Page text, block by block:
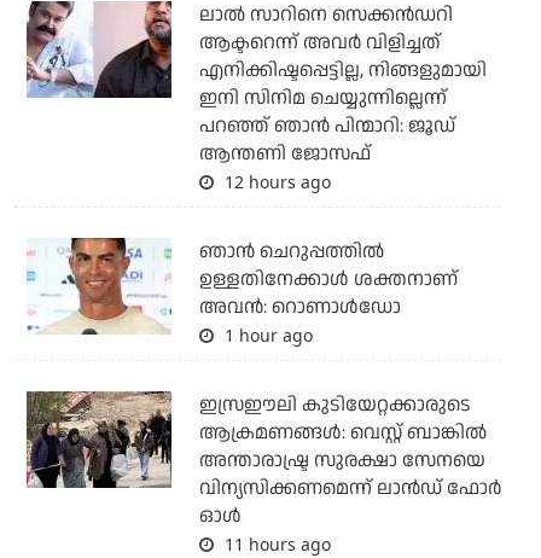
ലാല്‍ സാറിനെ സെക്കന്‍ഡറി
ആക്ടറെന്ന് അവര്‍ വിളിച്ചത്
എനിക്കിഷ്ടപ്പെട്ടില്ല, നിങ്ങളുമായി
ഇനി സിനിമ ചെയ്യുന്നില്ലെന്ന്
പറഞ്ഞ് ഞാന്‍ പിന്മാറി: ജൂഡ്
ആന്തണി ജോസഫ്
12 hours ago
ഞാന്‍ ചെറുപ്പത്തില്‍
ഉള്ളതിനേക്കാള്‍ ശക്തനാണ്
അവന്‍: റൊണാള്‍ഡോ
1 hour ago
ഇസ്രഈലി കുടിയേറ്റക്കാരുടെ
ആക്രമണങ്ങള്‍: വെസ്റ്റ് ബാങ്കില്‍
അന്താരാഷ്ട്ര സുരക്ഷാ സേനയെ
വിന്യസിക്കണമെന്ന് ലാന്‍ഡ് ഫോര്‍
ഓള്‍
11 hours ago